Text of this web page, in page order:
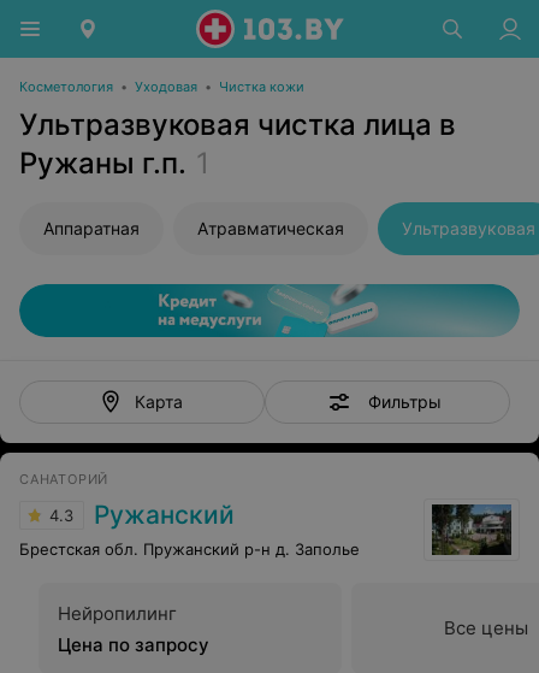
Косметология • Уходовая • Чистка кожи
Ультразвуковая чистка лица в
Ружаны г.п. 1
Аппаратная Атравматическая Ультразвуковая
Карта Фильтры
САНАТОРИЙ
4.3 Ружанский
Брестская обл. Пружанский р-н д. Заполье
Нейропилинг
Цена по запросу
Все цены